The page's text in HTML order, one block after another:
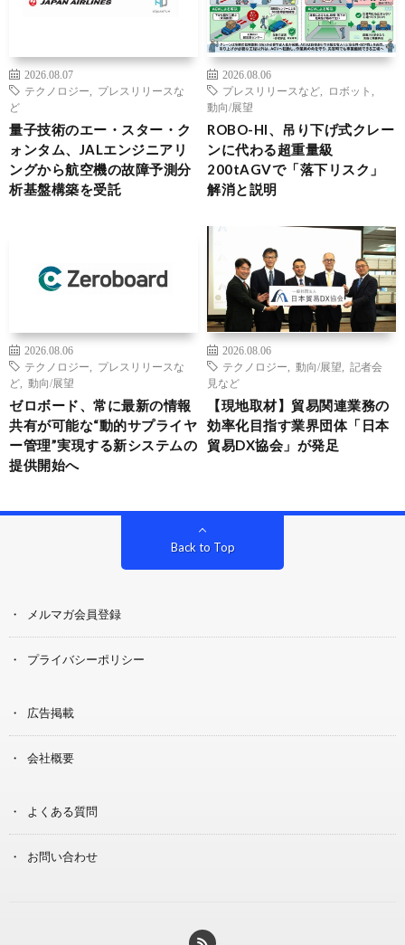
2026.08.07
テクノロジー
プレスリリースな
ど
量子技術のエー・スター・ク
ォンタム、JALエンジニアリ
ングから航空機の故障予測分
析基盤構築を受託
2026.08.06
プレスリリースなど
ロボット
動向/展望
ROBO-HI、吊り下げ式クレー
ンに代わる超重量級
200tAGVで「落下リスク」
解消と説明
2026.08.06
テクノロジー
プレスリリースな
ど
動向/展望
ゼロボード、常に最新の情報
共有が可能な“動的サプライヤ
ー管理”実現する新システムの
提供開始へ
2026.08.06
テクノロジー
動向/展望
記者会
見など
【現地取材】貿易関連業務の
効率化目指す業界団体「日本
貿易DX協会」が発足
Back to Top
メルマガ会員登録
プライバシーポリシー
広告掲載
会社概要
よくある質問
お問い合わせ